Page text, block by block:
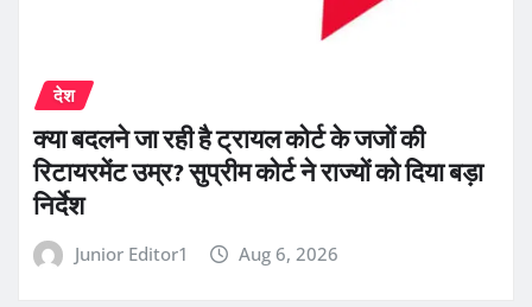
देश
क्या बदलने जा रही है ट्रायल कोर्ट के जजों की
रिटायरमेंट उम्र? सुप्रीम कोर्ट ने राज्यों को दिया बड़ा
निर्देश
Junior Editor1 Aug 6, 2026